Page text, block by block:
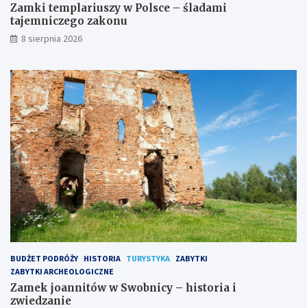
Zamki templariuszy w Polsce – śladami
tajemniczego zakonu
8 sierpnia 2026
BUDŻET PODRÓŻY HISTORIA TURYSTYKA ZABYTKI
ZABYTKI ARCHEOLOGICZNE
Zamek joannitów w Swobnicy – historia i
zwiedzanie